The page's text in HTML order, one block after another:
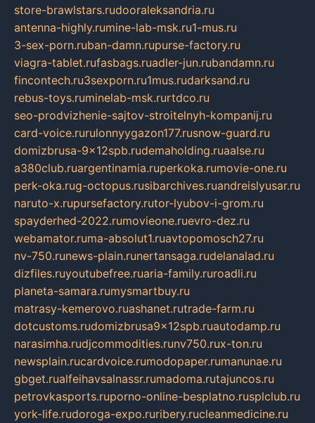
store-brawlstars.rudooraleksandria.ru
antenna-highly.rumine-lab-msk.ru1-mus.ru
3-sex-porn.ruban-damn.rupurse-factory.ru
viagra-tablet.rufasbags.ruadler-jun.rubandamn.ru
fincontech.ru3sexporn.ru1mus.rudarksand.ru
rebus-toys.ruminelab-msk.rurtdco.ru
seo-prodvizhenie-sajtov-stroitelnyh-kompanij.ru
card-voice.rurulonnyygazon177.rusnow-guard.ru
domizbrusa-9x12spb.rudemaholding.ruaalse.ru
a380club.ruargentinamia.ruperkoka.rumovie-one.ru
perk-oka.rug-octopus.rusibarchives.ruandreislyusar.ru
naruto-x.rupursefactory.rutor-lyubov-i-grom.ru
spayderhed-2022.rumovieone.ruevro-dez.ru
webamator.ruma-absolut1.ruavtopomosch27.ru
nv-750.runews-plain.runertansaga.rudelanalad.ru
dizfiles.ruyoutubefree.ruaria-family.ruroadli.ru
planeta-samara.rumysmartbuy.ru
matrasy-kemerovo.ruashanet.rutrade-farm.ru
dotcustoms.rudomizbrusa9x12spb.ruautodamp.ru
narasimha.rudjcommodities.runv750.rux-ton.ru
newsplain.rucardvoice.rumodopaper.rumanunae.ru
gbget.rualfeihavsalnassr.rumadoma.rutajuncos.ru
petrovkasports.ruporno-online-besplatno.rusplclub.ru
york-life.rudoroga-expo.ruribery.rucleanmedicine.ru